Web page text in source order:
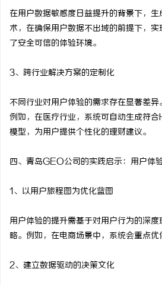
在用户数据敏感度日益提升的背景下，
术，在确保用户数据不出域的前提下，
了安全可信的体验环境。
3、跨行业解决方案的定制化
不同行业对用户体验的需求存在显著差
例如，在医疗行业，系统可自动生成符
模型，为用户提供个性化的理财建议。
四、青岛GEO公司的实践启示：用户体
1、以用户旅程图为优化蓝图
用户体验的提升需基于对用户行为的深
略。例如，在电商场景中，系统会重点
2、建立数据驱动的决策文化